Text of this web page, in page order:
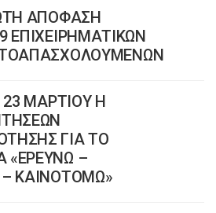
ΑΠΟΦΑΣΗ
ΕΠΙΧΕΙΡΗΜΑΤΙΚΩΝ
23 ΜΑΡΤΙΟΥ Η
ΓΙΑ ΤΟ
–
ΚΑΙΝΟΤΟΜΩ»